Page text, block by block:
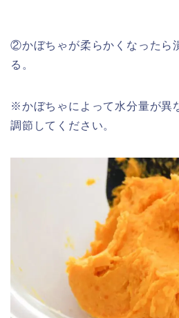
②かぼちゃが柔らかくなったら
る。
※かぼちゃによって水分量が異
調節してください。